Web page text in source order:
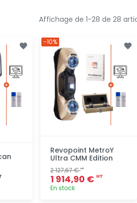
Affichage de 1-28 de 28
Revopoint MetroY
Ultra CMM Edition
2 127,67 €HT
1 914,90 € HT
En stock
-10%